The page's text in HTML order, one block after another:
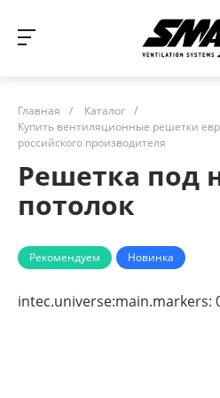
Главная / Каталог /
Купить вентиляционные решетки
российского производителя
Решетка под
потолок
Рекомендуем Новинка
intec.universe:main.markers: